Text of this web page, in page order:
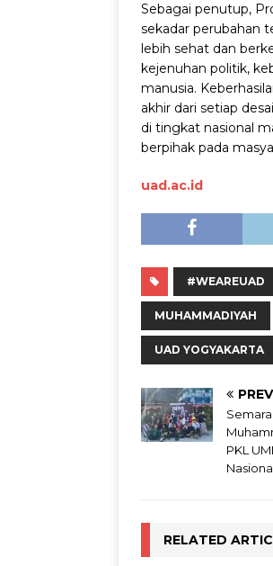
Sebagai penutup,
sekadar perubahan
lebih sehat dan
kejenuhan politik,
manusia.
akhir dari setiap
di tingkat nasional
berpihak pada
uad.ac.id
#WEAREUAD
MUHAMMADIYAH
UAD YOGYAKARTA
PKL
RELATED